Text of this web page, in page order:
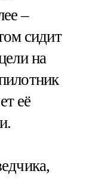
–
сидит
на
её